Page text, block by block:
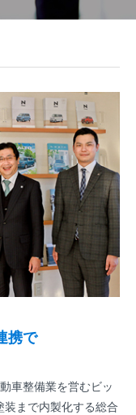
携で
車整備業を営むビッ
装まで内製化する総合